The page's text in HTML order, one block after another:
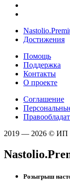
Достижения
Помощь
Поддержка
Контакты
О проекте
Соглашение
2019 — 2026 © ИП
Розыгрыш